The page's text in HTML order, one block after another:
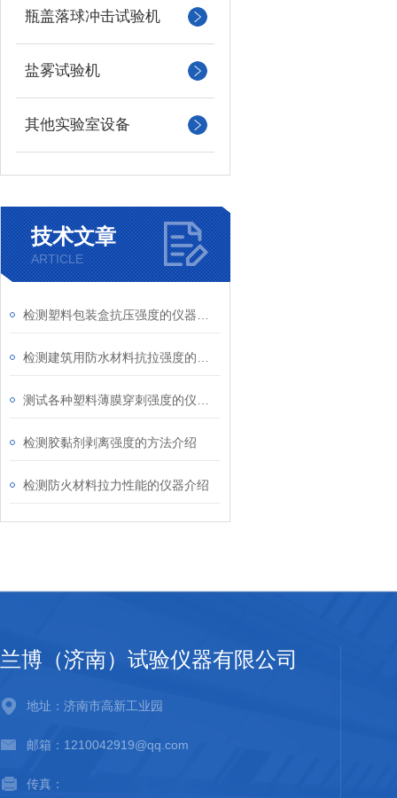
瓶盖落球冲击试验机
盐雾试验机
其他实验室设备
技术文章
ARTICLE
检测胶黏剂剥离强度的方法介绍
检测防火材料拉力性能的仪器介绍
兰博（济南）试验仪器有限公司
地址：济南市高新工业园
邮箱：1210042919@qq.com
传真：